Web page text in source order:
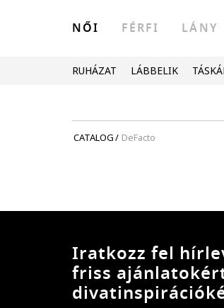
NŐI FÉRFI LÁNY
RUHÁZAT LÁBBELIK
CATALOG/ DeFacto
Iratkozz fel
friss